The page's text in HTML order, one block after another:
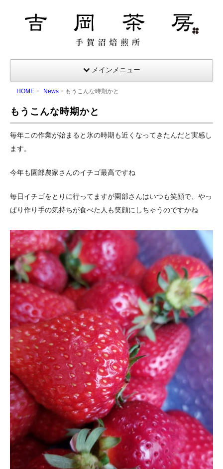
吉岡茶房｜手賀沼焙煎所メインメニュー
HOME News もうこんな時期かと
もうこんな時期かと
毎年この作業が始まると氷の時期も近くなってきたんだと実感し
ます。
今年も園部農家さんのイチゴ最高ですね
毎日イチゴをとりに行ってますが園部さんはいつも笑顔で、やっ
ぱり作り手の気持ちが食べた人も笑顔にしちゃうのですかね